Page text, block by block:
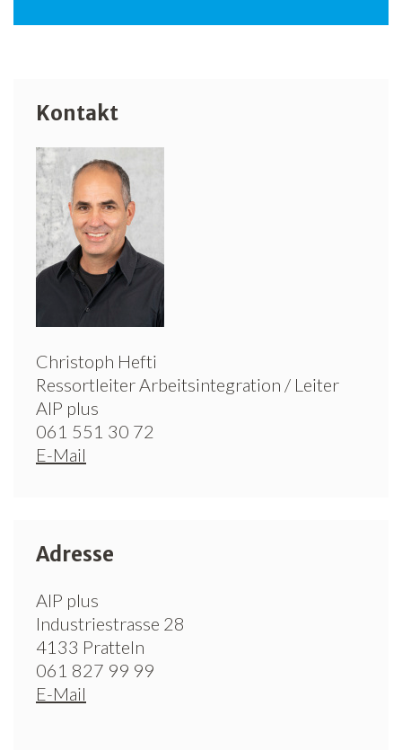
Kontakt
Christoph Hefti
Ressortleiter Arbeitsintegration / Leiter
AIP plus
061 551 30 72
E-Mail
Adresse
AIP plus
Industriestrasse 28
4133 Pratteln
061 827 99 99
E-Mail